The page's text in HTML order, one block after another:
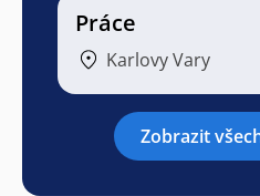
Práce
Karlovy Vary
Zobrazit